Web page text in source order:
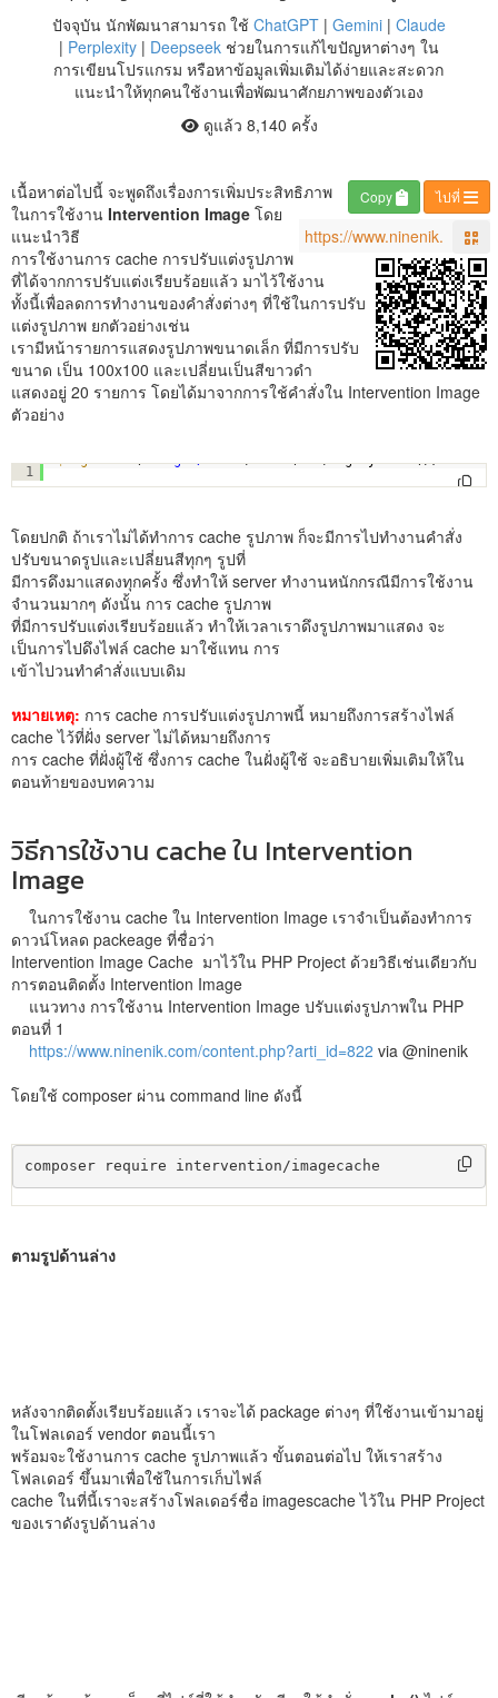
ปัจจุบัน นักพัฒนาสามารถ ใช้ ChatGPT| Gemini| Claude
| Perplexity| Deepseekช่วยในการแก้ไขปัญหาต่างๆ ใน
การเขียนโปรแกรม หรือหาข้อมูลเพิ่มเติมได้ง่ายและสะดวก
แนะนำให้ทุกคนใช้งานเพื่อพัฒนาศักยภาพของตัวเอง
ดูแล้ว 8,140 ครั้ง
ไปที่
Copy
เนื้อหาต่อไปนี้ จะพูดถึงเรื่องการเพิ่มประสิทธิภาพ
ในการใช้งาน Intervention Image โดย
แนะนำวิธี
การใช้งานการ cache การปรับแต่งรูปภาพ
ที่ได้จากการปรับแต่งเรียบร้อยแล้ว มาไว้ใช้งาน
ทั้งนี้เพื่อลดการทำงานของคำสั่งต่างๆ ที่ใช้ในการปรับ
แต่งรูปภาพ ยกตัวอย่างเช่น
เรามีหน้ารายการแสดงรูปภาพขนาดเล็ก ที่มีการปรับ
ขนาด เป็น 100x100 และเปลี่ยนเป็นสีขาวดำ
แสดงอยู่ 20 รายการ โดยได้มาจากการใช้คำสั่งใน Intervention Image
ตัวอย่าง
1
โดยปกติ ถ้าเราไม่ได้ทำการ cache รูปภาพ ก็จะมีการไปทำงานคำสั่ง
ปรับขนาดรูปและเปลี่ยนสีทุกๆ รูปที่
มีการดึงมาแสดงทุกครั้ง ซึ่งทำให้ server ทำงานหนักกรณีมีการใช้งาน
จำนวนมากๆ ดังนั้น การ cache รูปภาพ
ที่มีการปรับแต่งเรียบร้อยแล้ว ทำให้เวลาเราดึงรูปภาพมาแสดง จะ
เป็นการไปดึงไฟล์ cache มาใช้แทน การ
เข้าไปวนทำคำสั่งแบบเดิม
หมายเหตุ: การ cache การปรับแต่งรูปภาพนี้ หมายถึงการสร้างไฟล์
cache ไว้ที่ฝั่ง server ไม่ได้หมายถึงการ
การ cache ที่ฝั่งผู้ใช้ ซึ่งการ cache ในฝั่งผู้ใช้ จะอธิบายเพิ่มเติมให้ใน
ตอนท้ายของบทความ
วิธีการใช้งาน cache ใน Intervention
Image
ในการใช้งาน cache ใน Intervention Image เราจำเป็นต้องทำการ
ดาวน์โหลด packeage ที่ชื่อว่า
Intervention Image Cache มาไว้ใน PHP Project ด้วยวิธีเช่นเดียวกับ
การตอนติดตั้ง Intervention Image
แนวทาง การใช้งาน Intervention Image ปรับแต่งรูปภาพใน PHP
ตอนที่ 1
https://www.ninenik.com/content.php?arti_id=822 via @ninenik
โดยใช้ composer ผ่าน command line ดังนี้
composer require intervention/imagecache
ตามรูปด้านล่าง
หลังจากติดตั้งเรียบร้อยแล้ว เราจะได้ package ต่างๆ ที่ใช้งานเข้ามาอยู่
ในโฟลเดอร์ vendor ตอนนี้เรา
พร้อมจะใช้งานการ cache รูปภาพแล้ว ขั้นตอนต่อไป ให้เราสร้าง
โฟลเดอร์ ขึ้นมาเพื่อใช้ในการเก็บไฟล์
cache ในที่นี้เราจะสร้างโฟลเดอร์ชื่อ imagescache ไว้ใน PHP Project
ของเราดังรูปด้านล่าง